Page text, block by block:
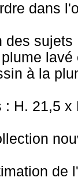
dans
des
à la
: H. 21,5 x
de